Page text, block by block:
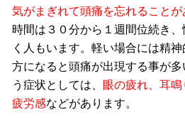
気がまぎれて頭痛を忘れることが
時間は３０分から１週間位続き
く人もいます。軽い場合には精
方になると頭痛が出現する事が
う症状としては、
眼の疲れ、耳鳴
疲労感などがあります。